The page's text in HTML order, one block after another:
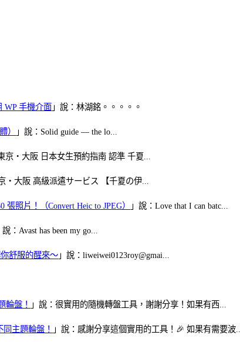
WP 手機介面 」說：林湖銘。。。。。
） 」說：Solid guide — the lo...
京・大阪 日本女生預約指南 認準 千夏...
・大阪 高級派遣サービス 【千夏の伊...
照片！（Convert Heic to JPEG） 」說：Love that I can batc...
說：Avast has been my go...
舒服的醒來～ 」說：liweiwei0123roy@gmai...
輪盤！ 」說：很實用的隨機轉盤工具，謝謝分享！如果有西...
主題輪盤！ 」說：感謝分享這個實用的工具！🎉 如果有需要波